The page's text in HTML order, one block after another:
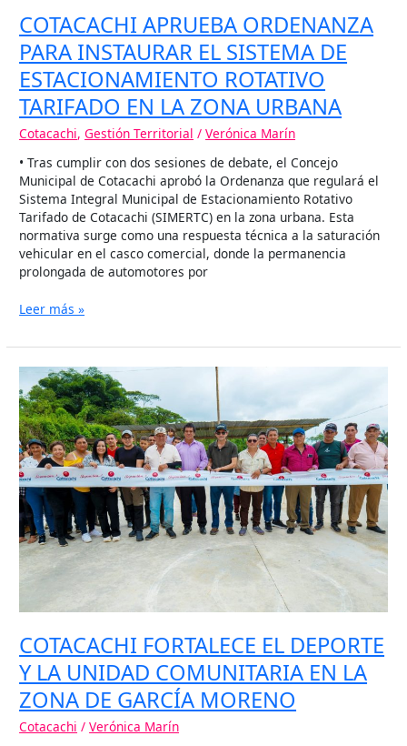
COTACACHI APRUEBA ORDENANZA
PARA INSTAURAR EL SISTEMA DE
ESTACIONAMIENTO ROTATIVO
TARIFADO EN LA ZONA URBANA
Cotacachi,Gestión Territorial /Verónica Marín
• Tras cumplir con dos sesiones de debate, el Concejo
Municipal de Cotacachi aprobó la Ordenanza que regulará el
Sistema Integral Municipal de Estacionamiento Rotativo
Tarifado de Cotacachi (SIMERTC) en la zona urbana. Esta
normativa surge como una respuesta técnica a la saturación
vehicular en el casco comercial, donde la permanencia
prolongada de automotores por
Leer más »
COTACACHI FORTALECE EL DEPORTE
Y LA UNIDAD COMUNITARIA EN LA
ZONA DE GARCÍA MORENO
Cotacachi /Verónica Marín
COTACACHI
FORTALECE
EL
DEPORTE
Y
LA
UNIDAD
COMUNITARIA
EN
LA
ZONA
MORENO